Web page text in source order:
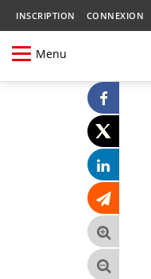
INSCRIPTION CONNEXION
Menu